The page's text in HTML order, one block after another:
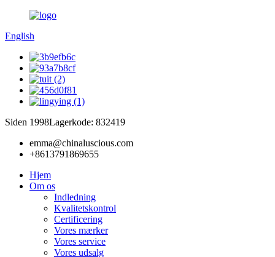
English
Siden 1998Lagerkode: 832419
emma@chinaluscious.com
+8613791869655
Hjem
Om os
Indledning
Kvalitetskontrol
Certificering
Vores mærker
Vores service
Vores udsalg